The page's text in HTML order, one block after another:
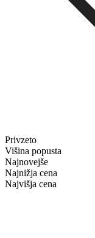
Privzeto
Višina popusta
Najnovejše
Najnižja cena
Najvišja cena